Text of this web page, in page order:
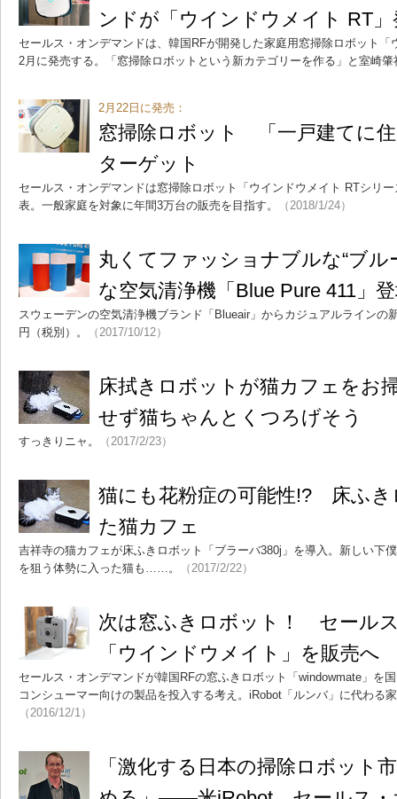
ンドが「ウインドウメイト RT」
セールス・オンデマンドは、韓国RFが開発した家庭用窓掃除ロボット
2月に発売する。「窓掃除ロボットという新カテゴリーを作る」と室崎肇
2月22日に発売：
窓掃除ロボット 「一戸建てに
ターゲット
セールス・オンデマンドは窓掃除ロボット「ウインドウメイト RTシリ
表。一般家庭を対象に年間3万台の販売を目指す。
（2018/1/24）
丸くてファッショナブルな“ブル
な空気清浄機「Blue Pure 411」
スウェーデンの空気清浄機ブランド「Blueair」からカジュアルラインの
円（税別）。
（2017/10/12）
床拭きロボットが猫カフェをお
せず猫ちゃんとくつろげそう
すっきりニャ。 （2017/2/23）
猫にも花粉症の可能性!? 床ふき
た猫カフェ
吉祥寺の猫カフェが床ふきロボット「ブラーバ380j」を導入。新しい下
を狙う体勢に入った猫も……。
（2017/2/22）
次は窓ふきロボット！ セール
「ウインドウメイト」を販売へ
セールス・オンデマンドが韓国RFの窓ふきロボット「windowmate」を
コンシューマー向けの製品を投入する考え。iRobot「ルンバ」に代わる
（2016/12/1）
「激化する日本の掃除ロボット